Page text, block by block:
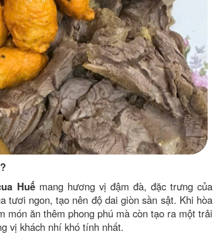
Huếmang hương vị đậm đà, đặc trưng của
tươi ngon, tạo nên độ dai giòn sần sật. Khi hòa
món ăn thêm phong phú mà còn tạo ra một trải
vị khách nhí khó tính nhất.